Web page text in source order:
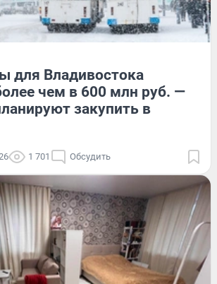
для Владивостока
чем в 600 млн руб. —
закупить в
1 701 Обсудить